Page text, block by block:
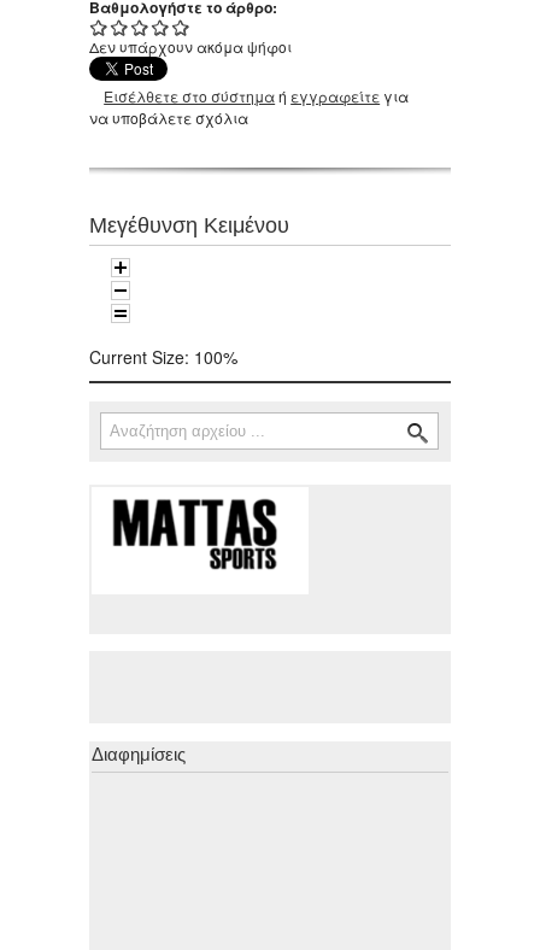
Βαθμολογήστε το άρθρο:
Δεν υπάρχουν ακόμα ψήφοι
Εισέλθετε στο σύστημαή εγγραφείτε για
να υποβάλετε σχόλια
Μεγέθυνση Κειμένου
Current Size: 100%
Φόρμα αναζήτησης
Αναζήτηση
Διαφημίσεις